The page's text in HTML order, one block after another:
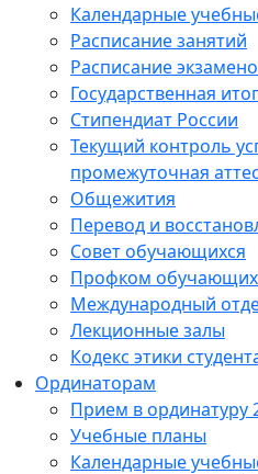
Календарные
Расписание занятий
Расписание
Государственная
Стипендиат России
Текущий контроль
промежуточная
Общежития
Перевод и
Совет обучающихся
Профком
Международный
Лекционные залы
Кодекс этики
Ординаторам
Прием в ординатуру
Учебные планы
Календарные